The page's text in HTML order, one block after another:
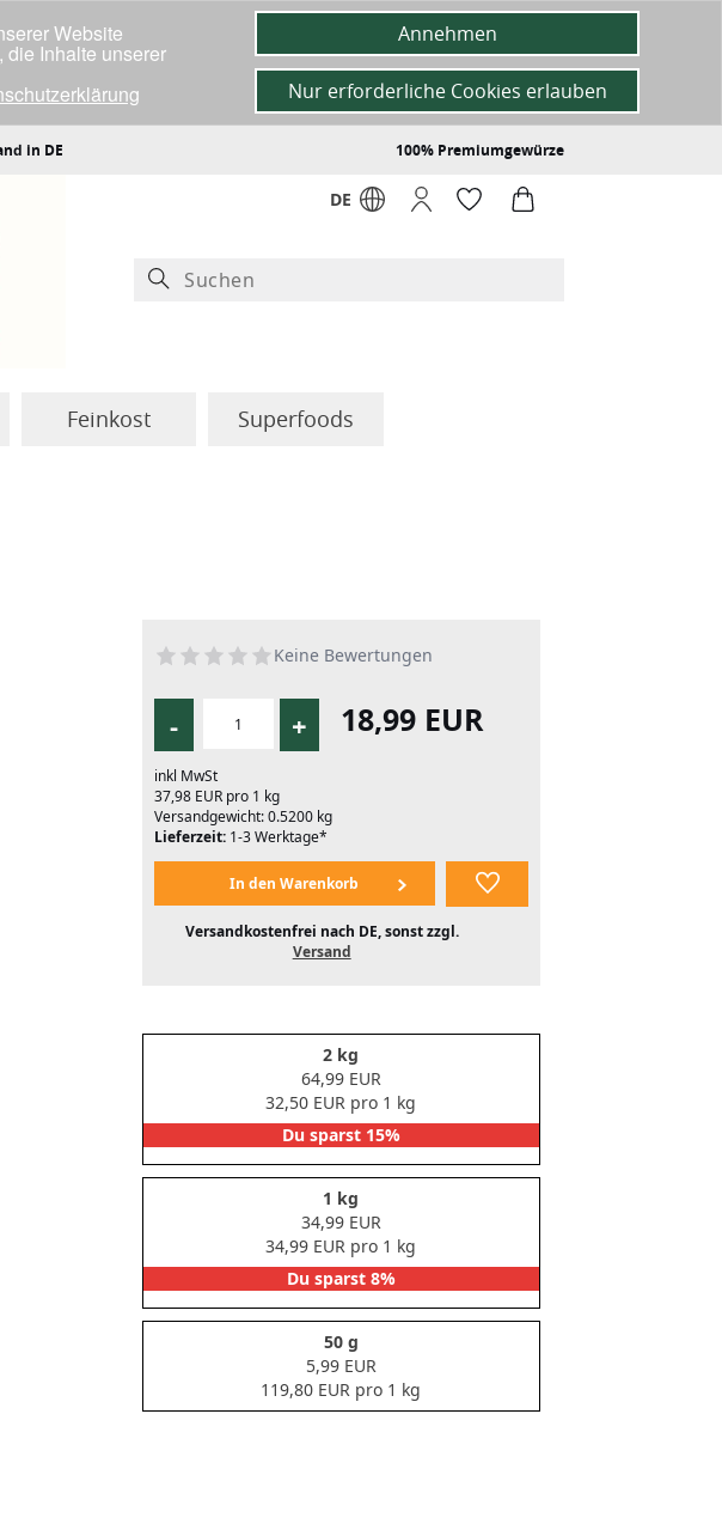
in DE 100% Premiumgewürze
DE
Feinkost
Superfoods
Keine Bewertungen
- + 18,99 EUR
inkl MwSt
37,98 EUR pro 1 kg
Versandgewicht: 0.5200 kg
Lieferzeit:1-3 Werktage*
Versandkostenfrei nach DE, sonst zzgl.
Versand
2 kg
64,99 EUR
32,50 EUR pro 1 kg
Du sparst 15%
1 kg
34,99 EUR
34,99 EUR pro 1 kg
Du sparst 8%
50 g
5,99 EUR
119,80 EUR pro 1 kg
Website
die Inhalte unserer
Annehmen
Nur erforderliche Cookies erlauben